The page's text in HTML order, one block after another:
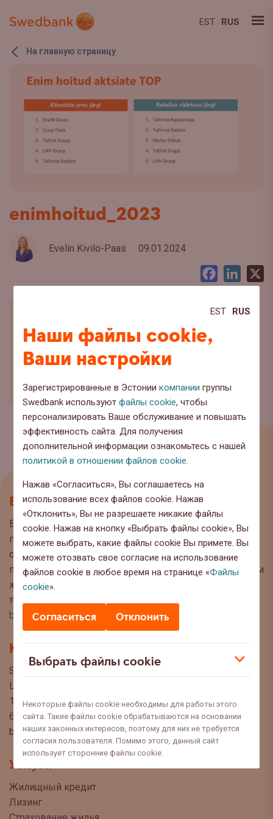
EST RUS
Наши файлы cookie,
Ваши настройки
Зарегистрированные в Эстониикомпании группы
Swedbank используютфайлы cookie, чтобы
персонализировать Ваше обслуживание и повышать
эффективность сайта. Для получения
дополнительной информации ознакомьтесь с нашей
политикой в отношении файлов cookie.
Нажав «Согласиться», Вы соглашаетесь на
использование всех файлов cookie. Нажав
«Отклонить», Вы не разрешаете никакие файлы
cookie. Нажав на кнопку «Выбрать файлы cookie», Вы
можете выбрать, какие файлы cookie Вы примете. Вы
можете отозвать свое согласие на использование
файлов cookie в любое время на странице «Файлы
cookie».
Согласиться Отклонить
Выбрать файлы cookie
Некоторые файлы cookie необходимы для работы этого
сайта. Такие файлы cookie обрабатываются на основании
наших законных интересов, поэтому для них не требуется
согласия пользователя. Помимо этого, данный сайт
использует сторонние файлы cookie.
EST RUS
На главную страницу
enimhoitud_2023
Evelin Kivilo-Paas 09.01.2024
Facebook
Блог
Вы находитесь на странице блога Swedbank, где мы
публикуем интересную информацию и полезные
советы, чтобы Вы могли сделать осознанный выбор
при управлении своими финансами. Мы с нетерпением
ждём Ваших вопросов, предложений и мнений по
темам, которые Вы хотели бы прочитать в этом блоге:
blog@swedbank.ee.
Контакт
Swedbank AS
Liivalaia 34
15040 Tallinn, Estonia
6310 310
blogi@swedbank.ee
Услуги
Жилищный кредит
Лизинг